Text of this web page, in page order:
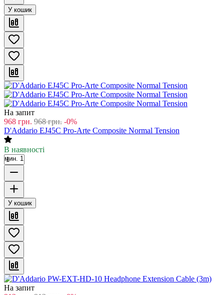
У кошик
На запит
968 грн. 968 грн. -0%
D'Addario EJ45C Pro-Arte Composite Normal Tension
В наявності
мин. 1
У кошик
На запит